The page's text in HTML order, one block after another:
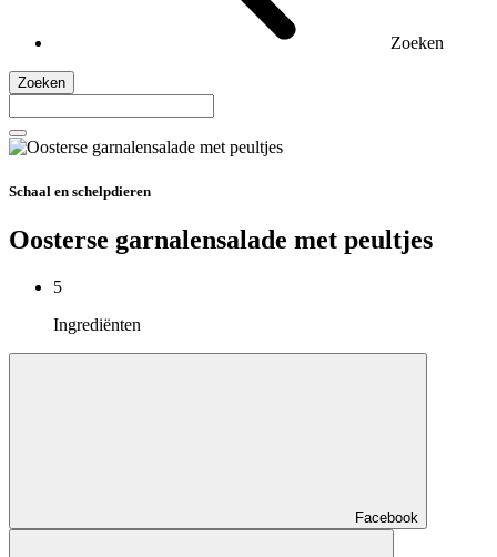
Zoeken
Zoeken
Schaal en schelpdieren
Oosterse garnalensalade met peultjes
5
Ingrediënten
Facebook